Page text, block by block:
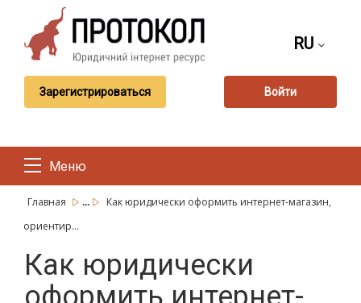
RU
Зарегистрироваться Войти
Меню
Главная ...
Как юридически оформить интернет-магазин,
ориентир...
Как юридически